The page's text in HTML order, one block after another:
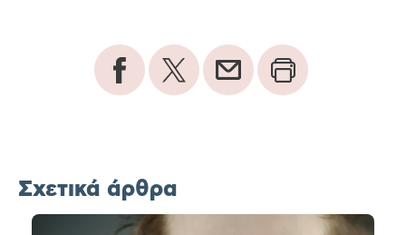
Σχετικά άρθρα